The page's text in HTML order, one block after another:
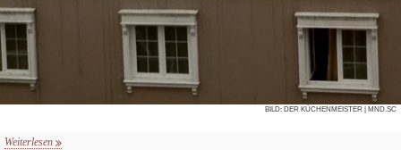
BILD: DER KÜCHENMEISTER | MND.SC
Weiterlesen